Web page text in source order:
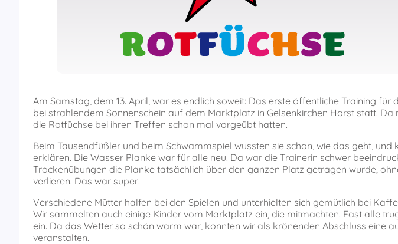
Am Samstag, dem 13. April, war es endlich soweit: Das erste öffentliche Training für
bei strahlendem Sonnenschein auf dem Marktplatz in Gelsenkirchen Horst statt. Da
die Rotfüchse bei ihren Treffen schon mal vorgeübt hatten.
Beim Tausendfüßler und beim Schwammspiel wussten sie schon, wie das geht, und
erklären. Die Wasser Planke war für alle neu. Da war die Trainerin schwer
Trockenübungen die Planke tatsächlich über den ganzen Platz getragen wurde,
verlieren. Das war super!
Verschiedene Mütter halfen bei den Spielen und unterhielten sich gemütlich bei
Wir sammelten auch einige Kinder vom Marktplatz ein, die mitmachten. Fast alle
ein. Da das Wetter so schön warm war, konnten wir als krönenden Abschluss eine
veranstalten.